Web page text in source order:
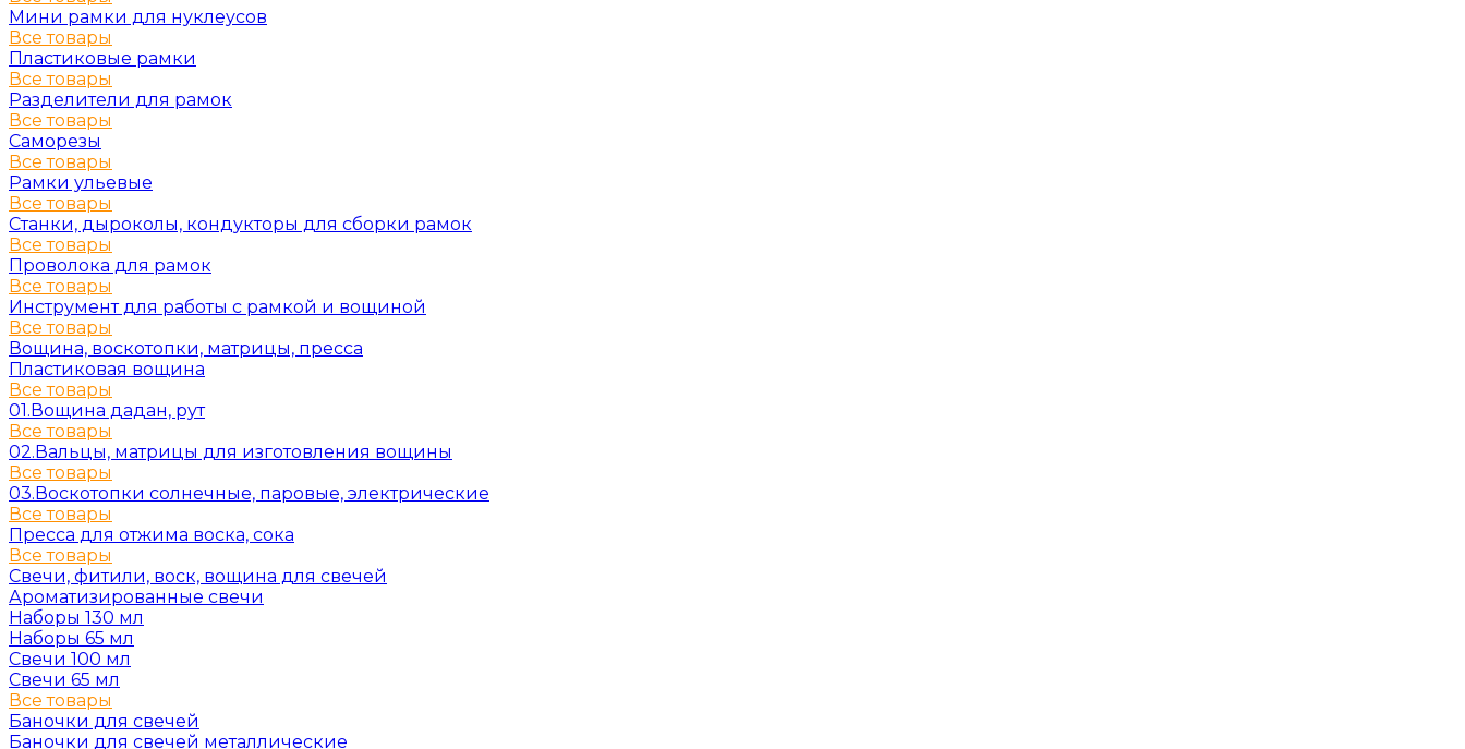
Мини рамки для нуклеусов
Все товары
Пластиковые рамки
Все товары
Разделители для рамок
Все товары
Саморезы
Все товары
Рамки ульевые
Все товары
Станки, дыроколы, кондукторы для сборки рамок
Все товары
Проволока для рамок
Все товары
Инструмент для работы с рамкой и вощиной
Все товары
Вощина, воскотопки, матрицы, пресса
Пластиковая вощина
Все товары
01.Вощина дадан, рут
Все товары
02.Вальцы, матрицы для изготовления вощины
Все товары
03.Воскотопки солнечные, паровые, электрические
Все товары
Пресса для отжима воска, сока
Все товары
Свечи, фитили, воск, вощина для свечей
Ароматизированные свечи
Наборы 130 мл
Наборы 65 мл
Свечи 100 мл
Свечи 65 мл
Все товары
Баночки для свечей
Баночки для свечей металлические